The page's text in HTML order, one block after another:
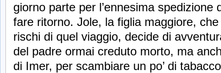
giorno parte per l’ennesima spedizione
fare ritorno. Jole, la figlia maggiore,
rischi di quel viaggio, decide di
del padre ormai creduto morto, ma
di Imer, per scambiare un po’ di